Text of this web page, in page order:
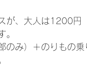
が、大人は1200円
。
のみ）＋のりもの乗